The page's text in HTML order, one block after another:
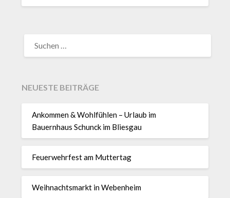
NACH:
NEUESTE BEITRÄGE
Ankommen & Wohlfühlen – Urlaub im
Bauernhaus Schunck im Bliesgau
Feuerwehrfest am Muttertag
Weihnachtsmarkt in Webenheim